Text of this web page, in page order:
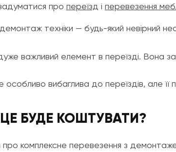
про переїзд і перевезення
техніки — будь-який невірний
важливий елемент в переїзді. Вона
особливо вибаглива до переїздів, але
БУДЕ КОШТУВАТИ?
комплексне перевезення з